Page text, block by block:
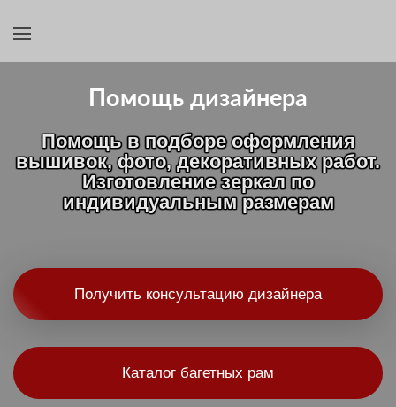
Помощь дизайнера
Помощь в подборе оформления
вышивок, фото, декоративных работ.
Изготовление зеркал по
индивидуальным размерам
Получить консультацию дизайнера
Каталог багетных рам